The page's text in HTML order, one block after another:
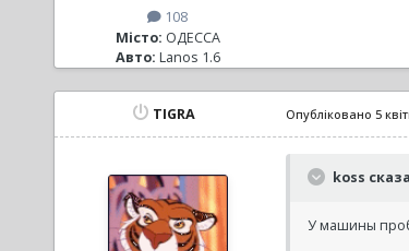
108
Місто: ОДЕССА
Авто: Lanos 1.6
TIGRA Опубліковано 5
koss
У машины